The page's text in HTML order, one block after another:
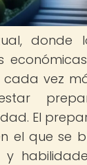
donde
cada vez
El
el que se
y